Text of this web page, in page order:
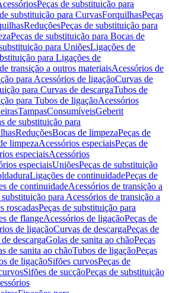
Peças de substituição para
substituição para CurvasForquilhasPeças
ReduçõesPeças de substituição para
Peças de substituição para Bocas de
para UniõesLigações de
para Ligações de
transição a outros materiaisAcessórios de
para Acessórios de ligaçãoCurvas de
para Curvas de descargaTubos de
para Tubos de ligaçãoAcessórios
TampasConsumíveisGeberit
de substituição para
ReduçõesBocas de limpezaPeças de
limpezaAcessórios especiaisPeças de
especiaisAcessórios
especiaisUniõesPeças de substituição
Ligações de continuidadePeças de
de continuidadeAcessórios de transição a
substituição para Acessórios de transição a
roscadasPeças de substituição para
de flangeAcessórios de ligaçãoPeças de
de ligaçãoCurvas de descargaPeças de
descargaGolas de sanita ao chãoPeças
de sanita ao chãoTubos de ligaçãoPeças
de ligaçãoSifões curvosPeças de
Sifões de sucçãoPeças de substituição